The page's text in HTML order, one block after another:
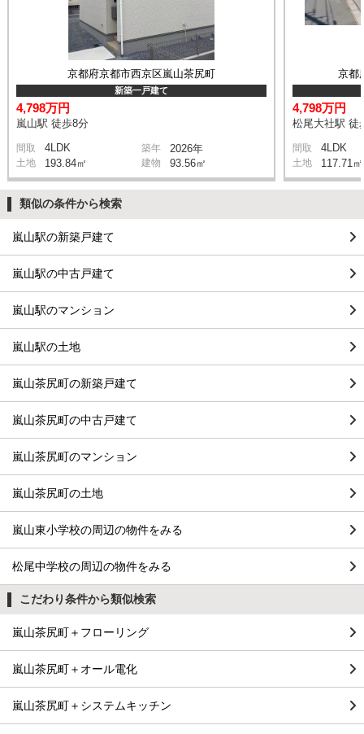
京都府京都市西京区嵐山茶尻町
新築一戸建て
4,798万円
嵐山駅 徒歩8分
間取 4LDK 築年 2026年
土地 193.84㎡ 建物 93.56㎡
京都
4,798万円
松尾大社駅 徒
間取 4LDK
土地 117.71㎡
類似の条件から検索
嵐山駅の新築戸建て
嵐山駅の中古戸建て
嵐山駅のマンション
嵐山駅の土地
嵐山茶尻町の新築戸建て
嵐山茶尻町の中古戸建て
嵐山茶尻町のマンション
嵐山茶尻町の土地
嵐山東小学校の周辺の物件をみる
松尾中学校の周辺の物件をみる
こだわり条件から類似検索
嵐山茶尻町＋フローリング
嵐山茶尻町＋オール電化
嵐山茶尻町＋システムキッチン